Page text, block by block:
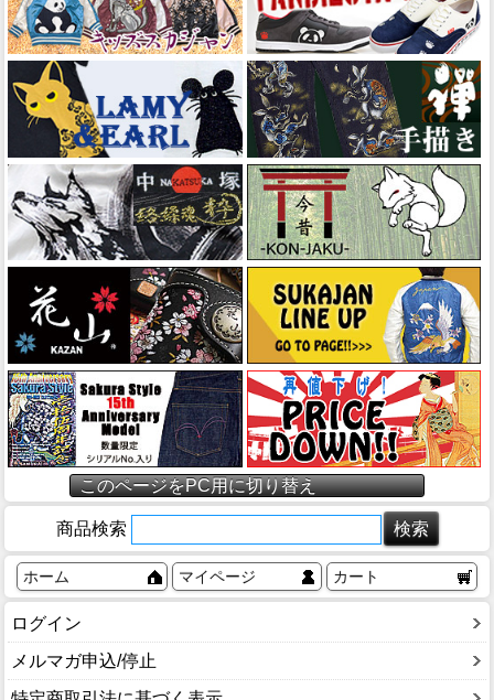
このページをPC用に切り替え
商品検索
ホーム マイページ カート
ログイン
メルマガ申込/停止